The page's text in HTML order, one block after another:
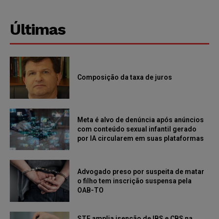
Últimas
Composição da taxa de juros
Meta é alvo de denúncia após anúncios
com conteúdo sexual infantil gerado
por IA circularem em suas plataformas
Advogado preso por suspeita de matar
o filho tem inscrição suspensa pela
OAB-TO